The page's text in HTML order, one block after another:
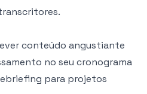
conteúdo angustiante
no seu cronograma
para projetos